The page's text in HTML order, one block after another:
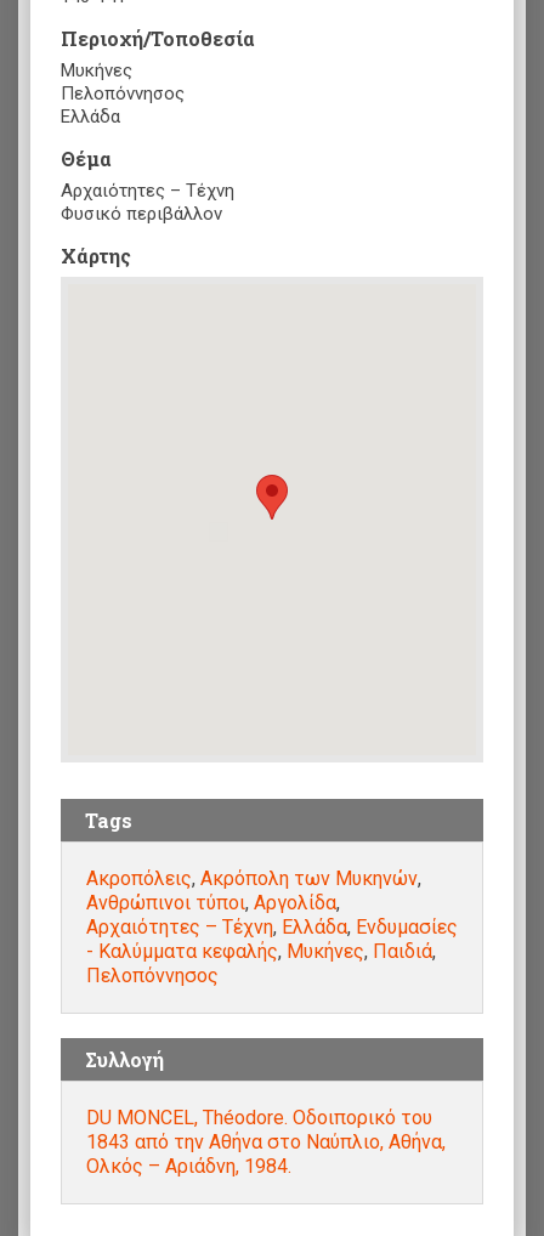
Περιοχή/Τοποθεσία
Μυκήνες
Πελοπόννησος
Ελλάδα
Θέμα
Αρχαιότητες – Τέχνη
Φυσικό περιβάλλον
Xάρτης
Tags
Ακροπόλεις, Ακρόπολη των Μυκηνών,
Ανθρώπινοι τύποι, Αργολίδα,
Αρχαιότητες – Τέχνη, Ελλάδα, Ενδυμασίες
- Καλύμματα κεφαλής, Μυκήνες, Παιδιά,
Πελοπόννησος
Συλλογή
DU MONCEL, Théodore. Οδοιπορικό του
1843 από την Αθήνα στο Ναύπλιο, Αθήνα,
Ολκός – Αριάδνη, 1984.